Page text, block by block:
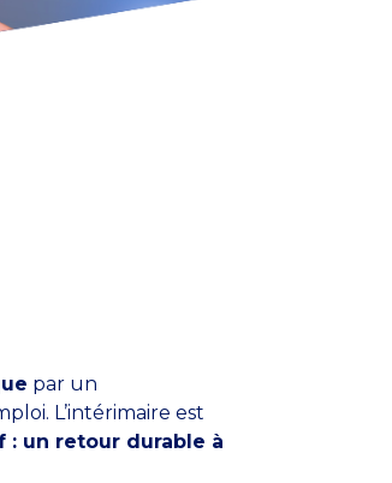
par un
L’intérimaire est
: un retour durable à